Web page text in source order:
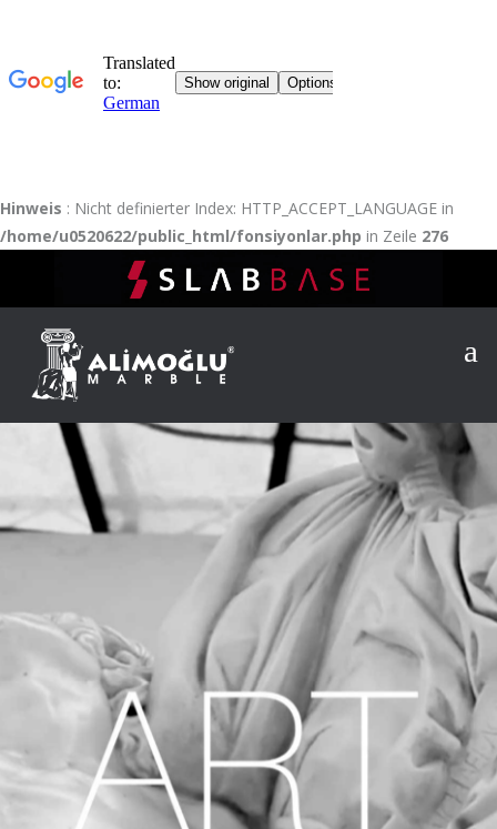
Hinweis : Nicht definierter Index: HTTP_ACCEPT_LANGUAGE in
/home/u0520622/public_html/fonsiyonlar.php in Zeile 276